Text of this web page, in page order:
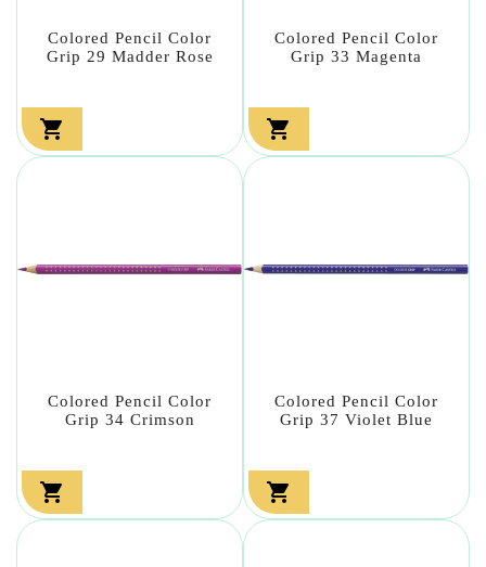
Colored Pencil Color
Grip 29 Madder Rose

Colored Pencil Color
Grip 33 Magenta

Colored Pencil Color
Grip 34 Crimson

Colored Pencil Color
Grip 37 Violet Blue
